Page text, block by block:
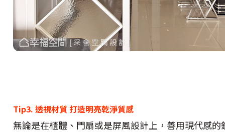
Tip3. 透視材質 打造明亮乾淨質感
無論是在櫃體、門扇或是屏風設計上，善用現代感